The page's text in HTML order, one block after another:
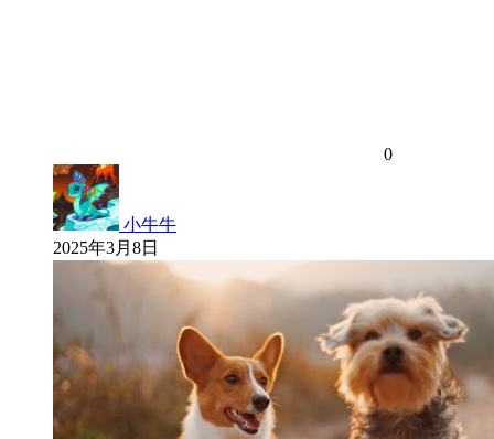
0
小牛牛
2025年3月8日